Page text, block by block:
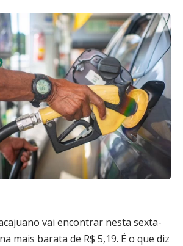
vai encontrar nesta sexta-
mais barata de R$ 5,19. É o que diz